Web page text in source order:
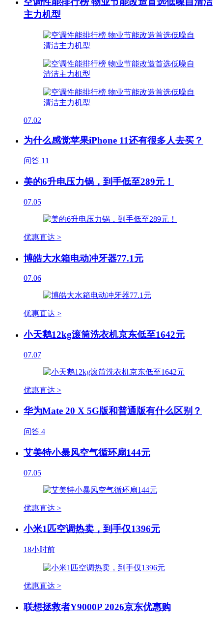
主力机型
07.02
为什么感觉苹果iPhone 11还有很多人去买？
问答 11
美的6升电压力锅，到手低至289元！
07.05
优惠直达 >
博皓大水箱电动冲牙器77.1元
07.06
优惠直达 >
小天鹅12kg滚筒洗衣机京东低至1642元
07.07
优惠直达 >
华为Mate 20 X 5G版和普通版有什么区别？
问答 4
艾美特小暴风空气循环扇144元
07.05
优惠直达 >
小米1匹空调热卖，到手仅1396元
18小时前
优惠直达 >
联想拯救者Y9000P 2026京东优惠购